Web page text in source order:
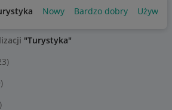
Nowy Bardzo dobry Używany
"Turystyka"